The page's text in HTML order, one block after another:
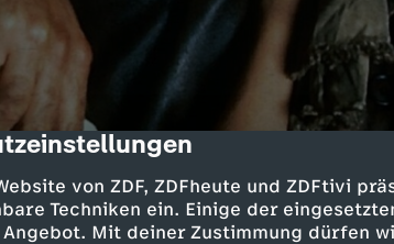
von ZDF, ZDFheute und ZDFtivi
Techniken ein. Einige der
Mit deiner Zustimmung dürfen
entdecken sie schließlich
Als sie die Insel verlassen